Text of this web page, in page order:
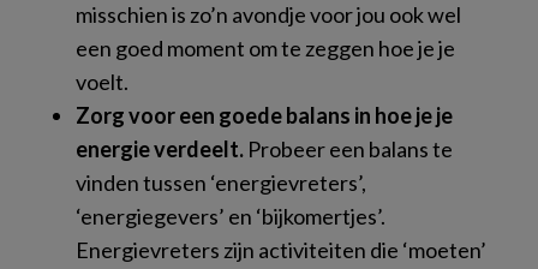
misschien is zo’n avondje voor jou ook wel
een goed moment om te zeggen hoe je je
voelt.
Zorg voor een goede balans in hoe je je
energie verdeelt. Probeer een balans te
vinden tussen ‘energievreters’,
‘energiegevers’ en ‘bijkomertjes’.
Energievreters zijn activiteiten die ‘moeten’